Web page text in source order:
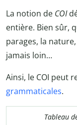
La notion de COI
entière. Bien sûr,
parages, la
jamais loin…
Ainsi, le COI peut
grammaticales.
Tableau